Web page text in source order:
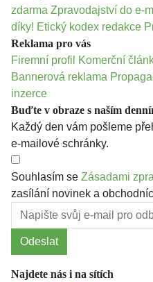
zdarma Zpravodajství do e-
díky! Etický kodex redakce
Reklama pro vás
Firemní profil
Komerční
Bannerová reklama
inzerce
Buďte v obraze s naším
Každý den vám pošleme
e-mailové schránky.
Souhlasím se Zásadami
zasílání novinek a
Odeslat
Najdete nás i na sítích